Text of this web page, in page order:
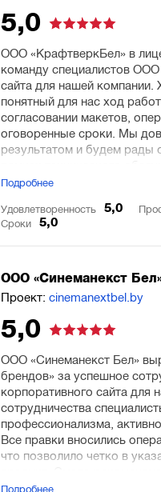
5,0
ООО «КрафтверкБел» в
команду специалистов
сайта для нашей
понятный для нас ход
согласовании макетов,
оговоренные сроки. Мы
результатом и будем рады
Подробнее
Удовлетворенность 5,0
Сроки 5,0
ООО «Синеманекст
Проект:cinemanextbel.by
5,0
ООО «Синеманекст Бел»
брендов» за успешное
корпоративного сайта для
сотрудничества
профессионализма,
Все правки вносились
что позволило четко в
надежного подрядчика в
Подробнее